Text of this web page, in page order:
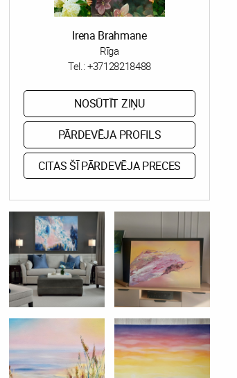
Irena Brahmane
Rīga
Tel.: +37128218488
NOSŪTĪT ZIŅU
PĀRDEVĒJA PROFILS
CITAS ŠĪ PĀRDEVĒJA PRECES